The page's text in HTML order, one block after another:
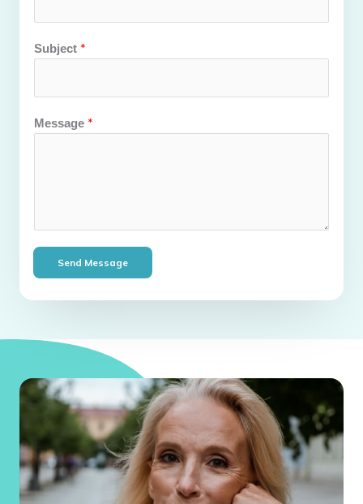
Subject *
Message *
Send Message